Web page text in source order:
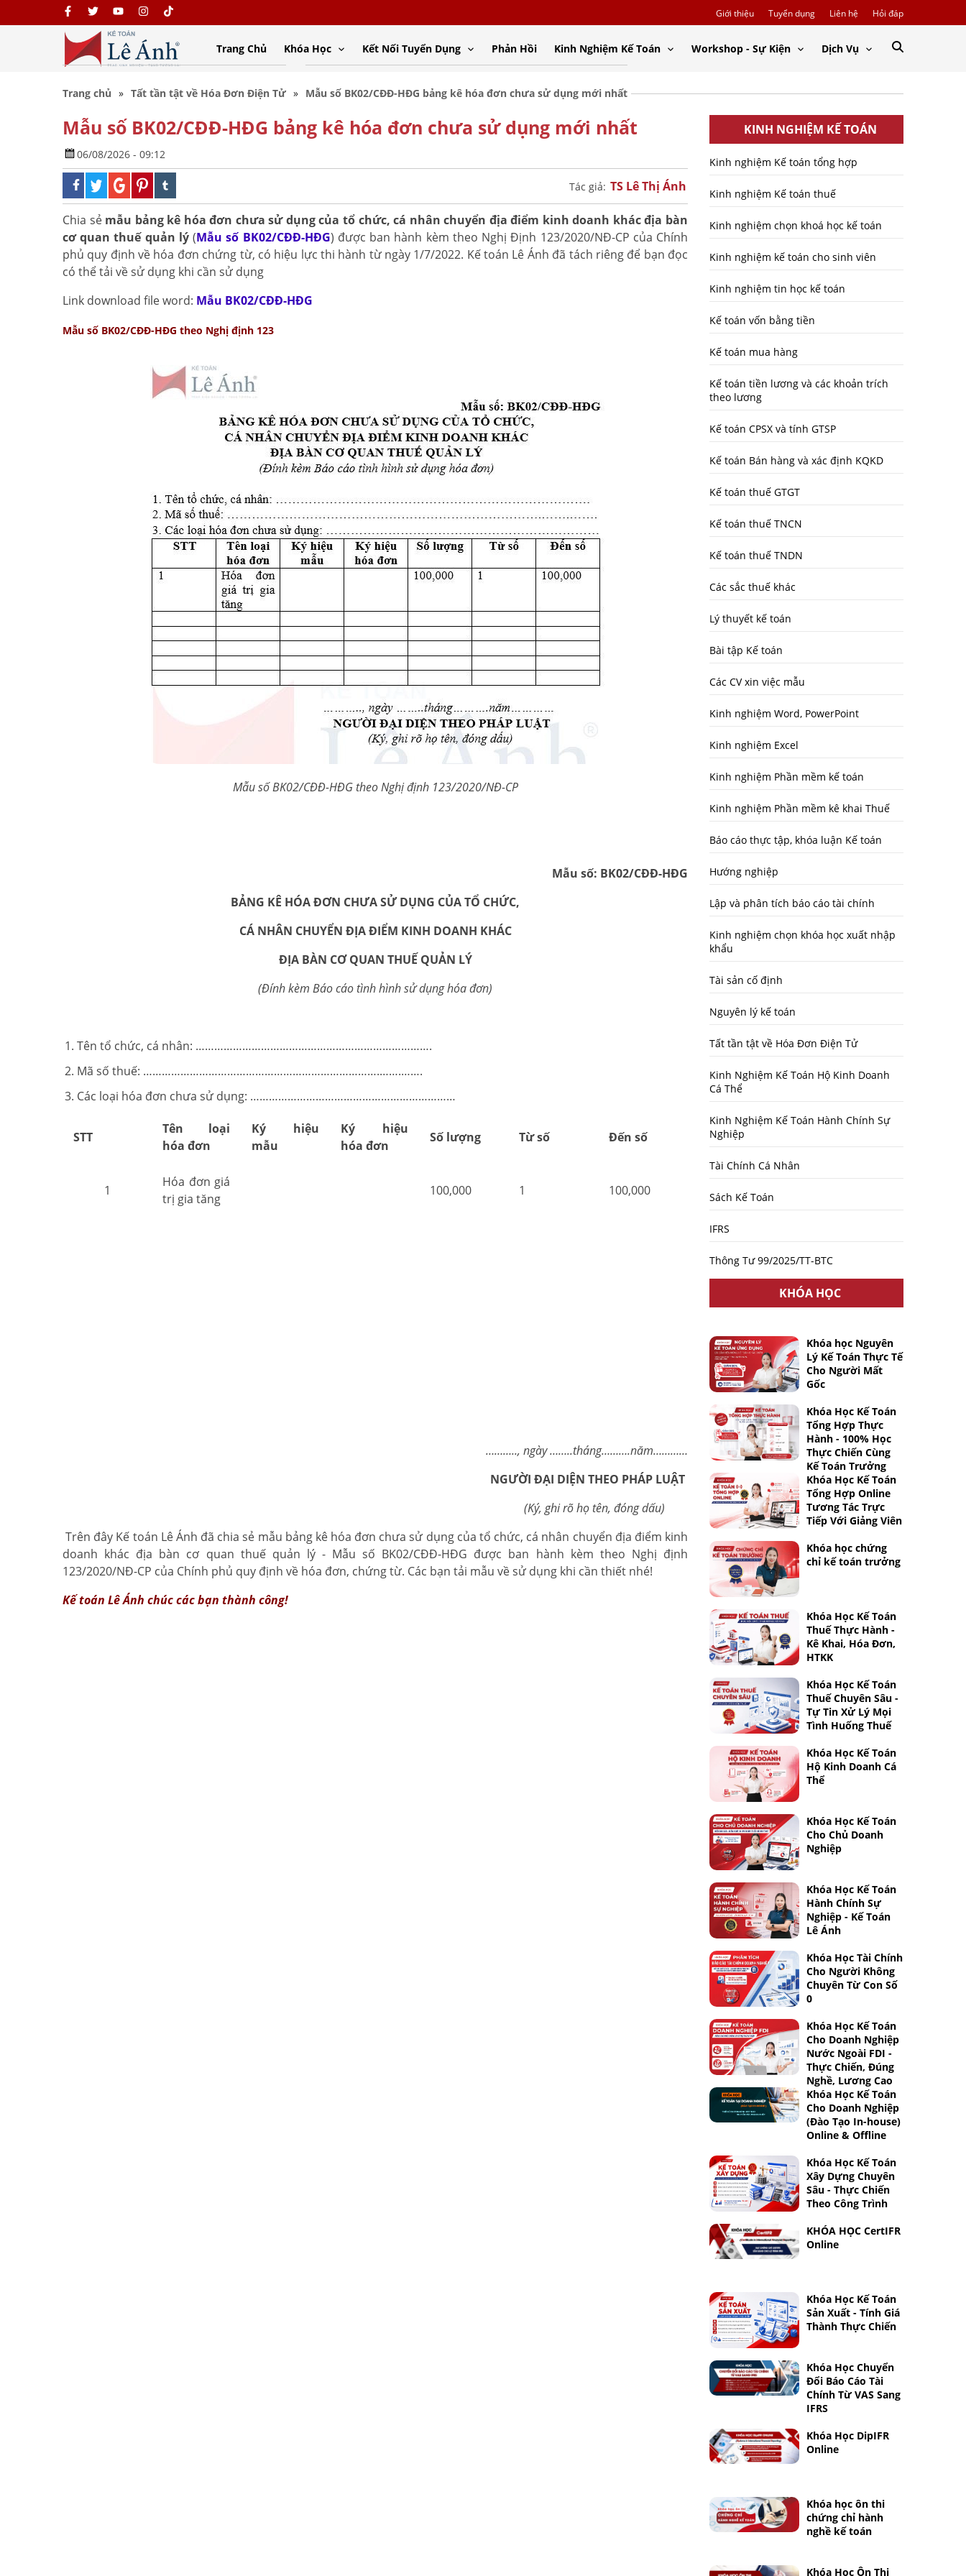
Giới thiệu Tuyển dụng Liên hệ Hỏi đáp
Trang Chủ Khóa Học Kết Nối Tuyển Dụng Phản Hồi Kinh Nghiệm Kế Toán Workshop - Sự Kiện Dịch Vụ
Trang chủ Tất tần tật về Hóa Đơn Điện Tử Mẫu số BK02/CĐĐ-HĐG bảng kê hóa đơn chưa sử dụng mới nhất
Mẫu số BK02/CĐĐ-HĐG bảng kê hóa đơn chưa sử dụng mới nhất
06/08/2026 - 09:12
Tác giả: TS Lê Thị Ánh
Chia sẻ mẫu bảng kê hóa đơn chưa sử dụng của tổ chức, cá nhân chuyển địa điểm kinh doanh khác địa bàn
cơ quan thuế quản lý(Mẫu số BK02/CĐĐ-HĐG) được ban hành kèm theo Nghị Định 123/2020/NĐ-CP của Chính
phủ quy định về hóa đơn chứng từ, có hiệu lực thi hành từ ngày 1/7/2022. Kế toán Lê Ánh đã tách riêng để bạn đọc
có thể tải về sử dụng khi cần sử dụng
Link download file word: Mẫu BK02/CĐĐ-HĐG
Mẫu số BK02/CĐĐ-HĐG theo Nghị định 123
Mẫu số BK02/CĐĐ-HĐG theo Nghị định 123/2020/NĐ-CP
Mẫu số: BK02/CĐĐ-HĐG
BẢNG KÊ HÓA ĐƠN CHƯA SỬ DỤNG CỦA TỔ CHỨC,
CÁ NHÂN CHUYỂN ĐỊA ĐIỂM KINH DOANH KHÁC
ĐỊA BÀN CƠ QUAN THUẾ QUẢN LÝ
(Đính kèm Báo cáo tình hình sử dụng hóa đơn)
Tên tổ chức, cá nhân: ………………………………………………………………….
Mã số thuế: ………………………………………………………………….…….…….
Các loại hóa đơn chưa sử dụng: …………………………………………………………
STT
Tên loại
hóa đơn
Ký hiệu
mẫu
Ký hiệu
hóa đơn
Số lượng Từ số Đến số
1
Hóa đơn giá
trị gia tăng
100,000 1 100,000
……….., ngày ……..tháng……….năm…………
NGƯỜI ĐẠI DIỆN THEO PHÁP LUẬT
(Ký, ghi rõ họ tên, đóng dấu)
Trên đây Kế toán Lê Ánh đã chia sẻ mẫu bảng kê hóa đơn chưa sử dụng của tổ chức, cá nhân chuyển địa điểm kinh
doanh khác địa bàn cơ quan thuế quản lý - Mẫu số BK02/CĐĐ-HĐG được ban hành kèm theo Nghị định
123/2020/NĐ-CP của Chính phủ quy định về hóa đơn, chứng từ. Các bạn tải mẫu về sử dụng khi cần thiết nhé!
Kế toán Lê Ánh chúc các bạn thành công!
KINH NGHIỆM KẾ TOÁN
Kinh nghiệm Kế toán tổng hợp
Kinh nghiệm Kế toán thuế
Kinh nghiệm chọn khoá học kế toán
Kinh nghiệm kế toán cho sinh viên
Kinh nghiệm tin học kế toán
Kế toán vốn bằng tiền
Kế toán mua hàng
Kế toán tiền lương và các khoản trích
theo lương
Kế toán CPSX và tính GTSP
Kế toán Bán hàng và xác định KQKD
Kế toán thuế GTGT
Kế toán thuế TNCN
Kế toán thuế TNDN
Các sắc thuế khác
Lý thuyết kế toán
Bài tập Kế toán
Các CV xin việc mẫu
Kinh nghiệm Word, PowerPoint
Kinh nghiệm Excel
Kinh nghiệm Phần mềm kế toán
Kinh nghiệm Phần mềm kê khai Thuế
Báo cáo thực tập, khóa luận Kế toán
Hướng nghiệp
Lập và phân tích báo cáo tài chính
Kinh nghiệm chọn khóa học xuất nhập
khẩu
Tài sản cố định
Nguyên lý kế toán
Tất tần tật về Hóa Đơn Điện Tử
Kinh Nghiệm Kế Toán Hộ Kinh Doanh
Cá Thể
Kinh Nghiệm Kế Toán Hành Chính Sự
Nghiệp
Tài Chính Cá Nhân
Sách Kế Toán
IFRS
Thông Tư 99/2025/TT-BTC
KHÓA HỌC
Khóa học Nguyên
Lý Kế Toán Thực Tế
Cho Người Mất
Gốc
Khóa Học Kế Toán
Tổng Hợp Thực
Hành - 100% Học
Thực Chiến Cùng
Kế Toán Trưởng
Khóa Học Kế Toán
Tổng Hợp Online
Tương Tác Trực
Tiếp Với Giảng Viên
Khóa học chứng
chỉ kế toán trưởng
Khóa Học Kế Toán
Thuế Thực Hành -
Kê Khai, Hóa Đơn,
HTKK
Khóa Học Kế Toán
Thuế Chuyên Sâu -
Tự Tin Xử Lý Mọi
Tình Huống Thuế
Khóa Học Kế Toán
Hộ Kinh Doanh Cá
Thể
Khóa Học Kế Toán
Cho Chủ Doanh
Nghiệp
Khóa Học Kế Toán
Hành Chính Sự
Nghiệp - Kế Toán
Lê Ánh
Khóa Học Tài Chính
Cho Người Không
Chuyên Từ Con Số
0
Khóa Học Kế Toán
Cho Doanh Nghiệp
Nước Ngoài FDI -
Thực Chiến, Đúng
Nghề, Lương Cao
Khóa Học Kế Toán
Cho Doanh Nghiệp
(Đào Tạo In-house)
Online & Offline
Khóa Học Kế Toán
Xây Dựng Chuyên
Sâu - Thực Chiến
Theo Công Trình
KHÓA HỌC CertIFR
Online
Khóa Học Kế Toán
Sản Xuất - Tính Giá
Thành Thực Chiến
Khóa Học Chuyển
Đổi Báo Cáo Tài
Chính Từ VAS Sang
IFRS
Khóa Học DipIFR
Online
Khóa học ôn thi
chứng chỉ hành
nghề kế toán
Khóa Học Ôn Thi